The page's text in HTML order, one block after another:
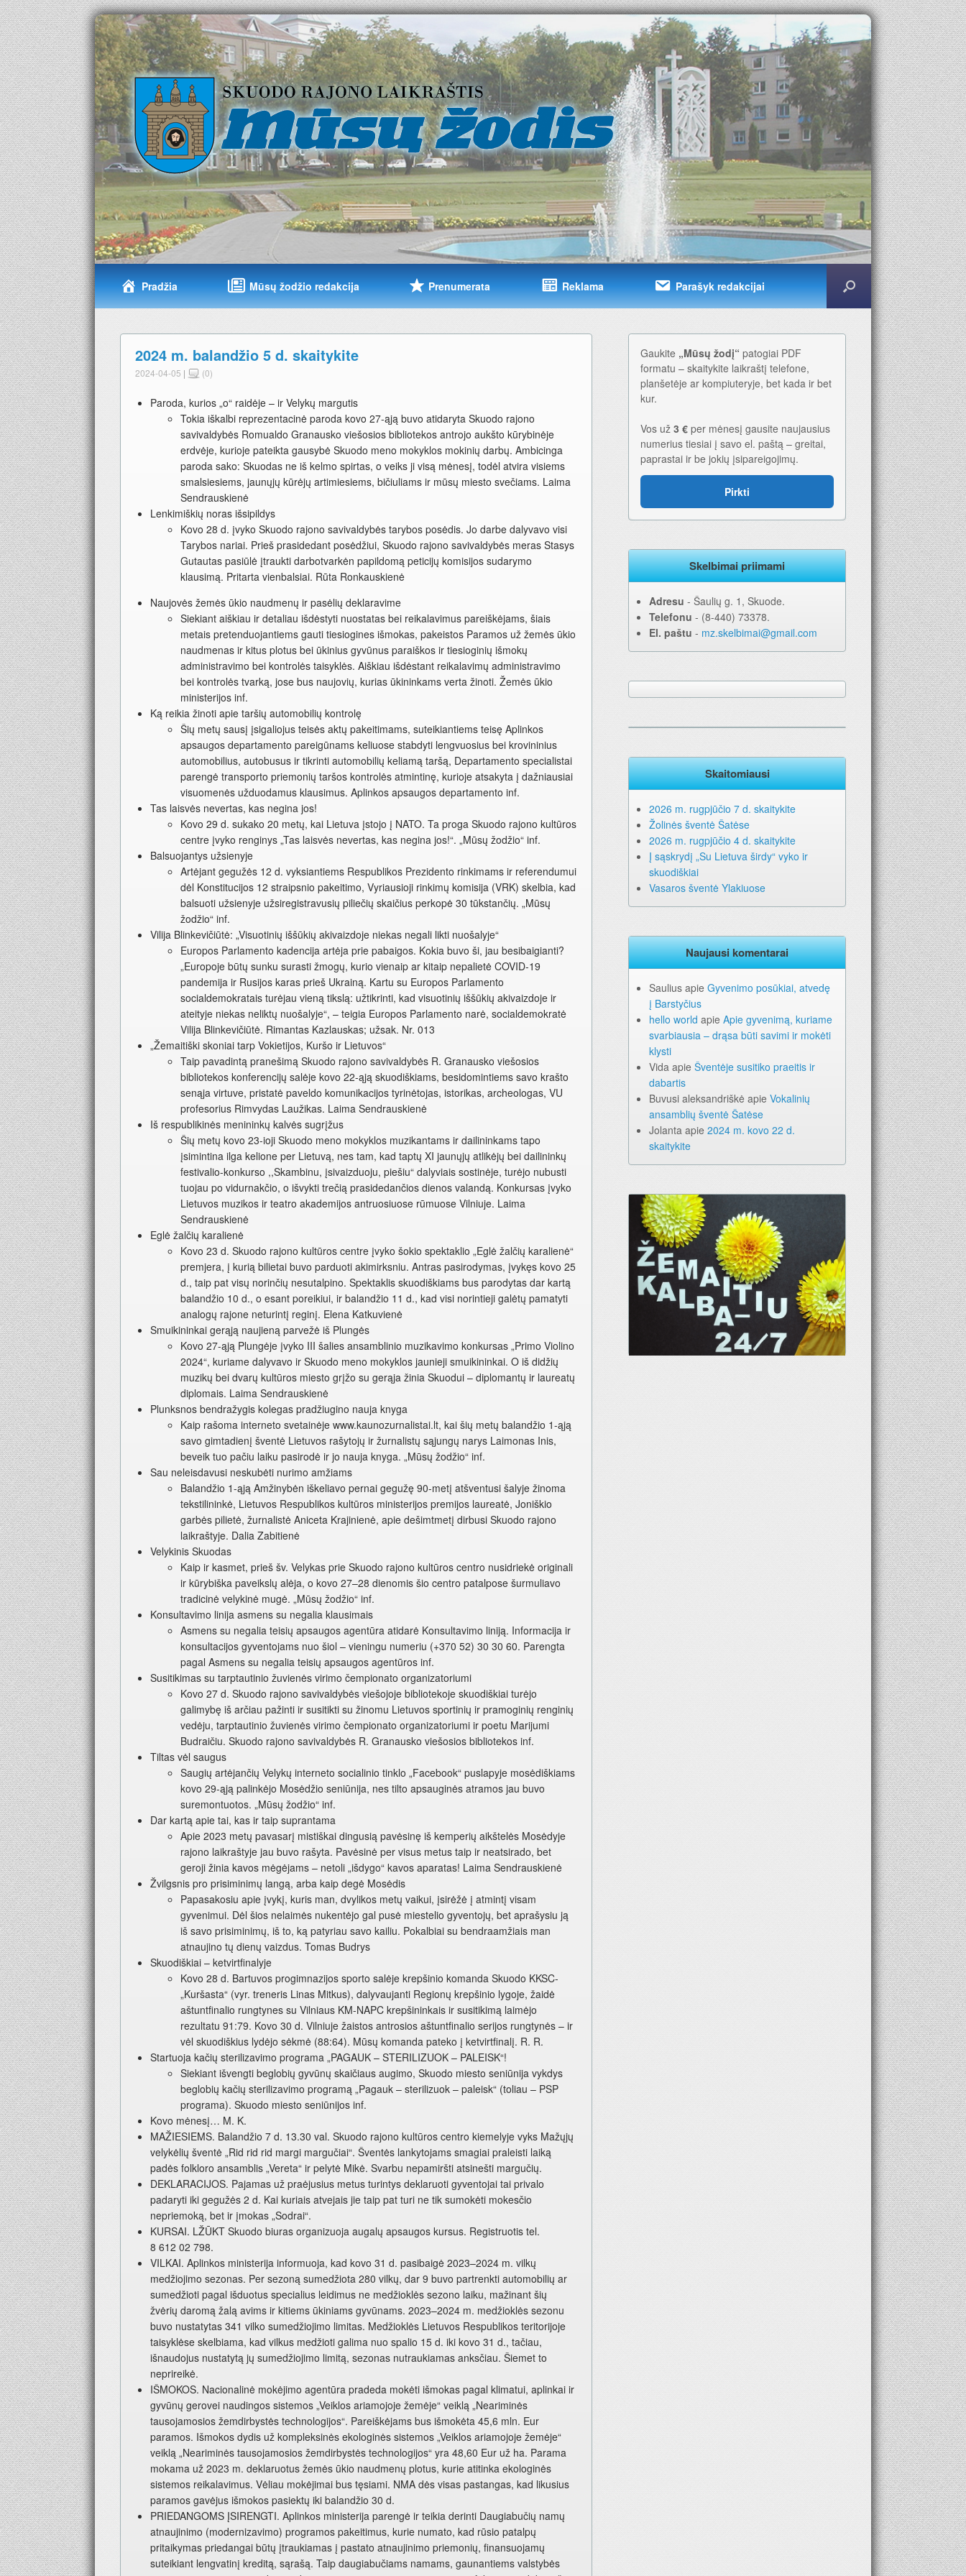
Pradžia Mūsų žodžio redakcija Prenumerata Reklama Parašyk redakcijai
2024 m. balandžio 5 d. skaitykite
2024-04-05 | (0)
Paroda, kurios „o“ raidėje – ir Velykų margutis
Tokia iškalbi reprezentacinė paroda kovo 27-ąją buvo atidaryta Skuodo rajono
savivaldybės Romualdo Granausko viešosios bibliotekos antrojo aukšto kūrybinėje
erdvėje, kurioje pateikta gausybė Skuodo meno mokyklos mokinių darbų. Ambicinga
paroda sako: Skuodas ne iš kelmo spirtas, o veiks ji visą mėnesį, todėl atvira visiems
smalsiesiems, jaunųjų kūrėjų artimiesiems, bičiuliams ir mūsų miesto svečiams. Laima
Sendrauskienė
Lenkimiškių noras išsipildys
Kovo 28 d. įvyko Skuodo rajono savivaldybės tarybos posėdis. Jo darbe dalyvavo visi
Tarybos nariai. Prieš prasidedant posėdžiui, Skuodo rajono savivaldybės meras Stasys
Gutautas pasiūlė įtraukti darbotvarkėn papildomą peticijų komisijos sudarymo
klausimą. Pritarta vienbalsiai. Rūta Ronkauskienė
Naujovės žemės ūkio naudmenų ir pasėlių deklaravime
Siekiant aiškiau ir detaliau išdėstyti nuostatas bei reikalavimus pareiškėjams, šiais
metais pretenduojantiems gauti tiesiogines išmokas, pakeistos Paramos už žemės ūkio
naudmenas ir kitus plotus bei ūkinius gyvūnus paraiškos ir tiesioginių išmokų
administravimo bei kontrolės taisyklės. Aiškiau išdėstant reikalavimų administravimo
bei kontrolės tvarką, jose bus naujovių, kurias ūkininkams verta žinoti. Žemės ūkio
ministerijos inf.
Ką reikia žinoti apie taršių automobilių kontrolę
Šių metų sausį įsigaliojus teisės aktų pakeitimams, suteikiantiems teisę Aplinkos
apsaugos departamento pareigūnams keliuose stabdyti lengvuosius bei krovininius
automobilius, autobusus ir tikrinti automobilių keliamą taršą, Departamento specialistai
parengė transporto priemonių taršos kontrolės atmintinę, kurioje atsakyta į dažniausiai
visuomenės užduodamus klausimus. Aplinkos apsaugos departamento inf.
Tas laisvės nevertas, kas negina jos!
Kovo 29 d. sukako 20 metų, kai Lietuva įstojo į NATO. Ta proga Skuodo rajono kultūros
centre įvyko renginys „Tas laisvės nevertas, kas negina jos!“. „Mūsų žodžio“ inf.
Balsuojantys užsienyje
Artėjant gegužės 12 d. vyksiantiems Respublikos Prezidento rinkimams ir referendumui
dėl Konstitucijos 12 straipsnio pakeitimo, Vyriausioji rinkimų komisija (VRK) skelbia, kad
balsuoti užsienyje užsiregistravusių piliečių skaičius perkopė 30 tūkstančių. „Mūsų
žodžio“ inf.
Vilija Blinkevičiūtė: „Visuotinių iššūkių akivaizdoje niekas negali likti nuošalyje“
Europos Parlamento kadencija artėja prie pabaigos. Kokia buvo ši, jau besibaigianti?
„Europoje būtų sunku surasti žmogų, kurio vienaip ar kitaip nepalietė COVID-19
pandemija ir Rusijos karas prieš Ukrainą. Kartu su Europos Parlamento
socialdemokratais turėjau vieną tikslą: užtikrinti, kad visuotinių iššūkių akivaizdoje ir
ateityje niekas neliktų nuošalyje“, – teigia Europos Parlamento narė, socialdemokratė
Vilija Blinkevičiūtė. Rimantas Kazlauskas; užsak. Nr. 013
„Žemaitiški skoniai tarp Vokietijos, Kuršo ir Lietuvos“
Taip pavadintą pranešimą Skuodo rajono savivaldybės R. Granausko viešosios
bibliotekos konferencijų salėje kovo 22-ąją skuodiškiams, besidomintiems savo krašto
senąja virtuve, pristatė paveldo komunikacijos tyrinėtojas, istorikas, archeologas, VU
profesorius Rimvydas Laužikas. Laima Sendrauskienė
Iš respublikinės menininkų kalvės sugrįžus
Šių metų kovo 23-ioji Skuodo meno mokyklos muzikantams ir dailininkams tapo
įsimintina ilga kelione per Lietuvą, nes tam, kad taptų XI jaunųjų atlikėjų bei dailininkų
festivalio-konkurso ,,Skambinu, įsivaizduoju, piešiu“ dalyviais sostinėje, turėjo nubusti
tuojau po vidurnakčio, o išvykti trečią prasidedančios dienos valandą. Konkursas įvyko
Lietuvos muzikos ir teatro akademijos antruosiuose rūmuose Vilniuje. Laima
Sendrauskienė
Eglė žalčių karalienė
Kovo 23 d. Skuodo rajono kultūros centre įvyko šokio spektaklio „Eglė žalčių karalienė“
premjera, į kurią bilietai buvo parduoti akimirksniu. Antras pasirodymas, įvykęs kovo 25
d., taip pat visų norinčių nesutalpino. Spektaklis skuodiškiams bus parodytas dar kartą
balandžio 10 d., o esant poreikiui, ir balandžio 11 d., kad visi norintieji galėtų pamatyti
analogų rajone neturintį reginį. Elena Katkuvienė
Smuikininkai gerąją naujieną parvežė iš Plungės
Kovo 27-ąją Plungėje įvyko III šalies ansamblinio muzikavimo konkursas „Primo Violino
2024“, kuriame dalyvavo ir Skuodo meno mokyklos jaunieji smuikininkai. O iš didžių
muzikų bei dvarų kultūros miesto grįžo su gerąja žinia Skuodui – diplomantų ir laureatų
diplomais. Laima Sendrauskienė
Plunksnos bendražygis kolegas pradžiugino nauja knyga
Kaip rašoma interneto svetainėje www.kaunozurnalistai.lt, kai šių metų balandžio 1-ąją
savo gimtadienį šventė Lietuvos rašytojų ir žurnalistų sąjungų narys Laimonas Inis,
beveik tuo pačiu laiku pasirodė ir jo nauja knyga. „Mūsų žodžio“ inf.
Sau neleisdavusi neskubėti nurimo amžiams
Balandžio 1-ąją Amžinybėn iškeliavo pernai gegužę 90-metį atšventusi šalyje žinoma
tekstilininkė, Lietuvos Respublikos kultūros ministerijos premijos laureatė, Joniškio
garbės pilietė, žurnalistė Aniceta Krajinienė, apie dešimtmetį dirbusi Skuodo rajono
laikraštyje. Dalia Zabitienė
Velykinis Skuodas
Kaip ir kasmet, prieš šv. Velykas prie Skuodo rajono kultūros centro nusidriekė originali
ir kūrybiška paveikslų alėja, o kovo 27–28 dienomis šio centro patalpose šurmuliavo
tradicinė velykinė mugė. „Mūsų žodžio“ inf.
Konsultavimo linija asmens su negalia klausimais
Asmens su negalia teisių apsaugos agentūra atidarė Konsultavimo liniją. Informacija ir
konsultacijos gyventojams nuo šiol – vieningu numeriu (+370 52) 30 30 60. Parengta
pagal Asmens su negalia teisių apsaugos agentūros inf.
Susitikimas su tarptautinio žuvienės virimo čempionato organizatoriumi
Kovo 27 d. Skuodo rajono savivaldybės viešojoje bibliotekoje skuodiškiai turėjo
galimybę iš arčiau pažinti ir susitikti su žinomu Lietuvos sportinių ir pramoginių renginių
vedėju, tarptautinio žuvienės virimo čempionato organizatoriumi ir poetu Marijumi
Budraičiu. Skuodo rajono savivaldybės R. Granausko viešosios bibliotekos inf.
Tiltas vėl saugus
Saugių artėjančių Velykų interneto socialinio tinklo „Facebook“ puslapyje mosėdiškiams
kovo 29-ąją palinkėjo Mosėdžio seniūnija, nes tilto apsauginės atramos jau buvo
suremontuotos. „Mūsų žodžio“ inf.
Dar kartą apie tai, kas ir taip suprantama
Apie 2023 metų pavasarį mistiškai dingusią pavėsinę iš kemperių aikštelės Mosėdyje
rajono laikraštyje jau buvo rašyta. Pavėsinė per visus metus taip ir neatsirado, bet
geroji žinia kavos mėgėjams – netoli „išdygo“ kavos aparatas! Laima Sendrauskienė
Žvilgsnis pro prisiminimų langą, arba kaip degė Mosėdis
Papasakosiu apie įvykį, kuris man, dvylikos metų vaikui, įsirėžė į atmintį visam
gyvenimui. Dėl šios nelaimės nukentėjo gal pusė miestelio gyventojų, bet aprašysiu ją
iš savo prisiminimų, iš to, ką patyriau savo kailiu. Pokalbiai su bendraamžiais man
atnaujino tų dienų vaizdus. Tomas Budrys
Skuodiškiai – ketvirtfinalyje
Kovo 28 d. Bartuvos progimnazijos sporto salėje krepšinio komanda Skuodo KKSC-
„Kuršasta“ (vyr. treneris Linas Mitkus), dalyvaujanti Regionų krepšinio lygoje, žaidė
aštuntfinalio rungtynes su Vilniaus KM-NAPC krepšininkais ir susitikimą laimėjo
rezultatu 91:79. Kovo 30 d. Vilniuje žaistos antrosios aštuntfinalio serijos rungtynės – ir
vėl skuodiškius lydėjo sėkmė (88:64). Mūsų komanda pateko į ketvirtfinalį. R. R.
Startuoja kačių sterilizavimo programa „PAGAUK – STERILIZUOK – PALEISK“!
Siekiant išvengti beglobių gyvūnų skaičiaus augimo, Skuodo miesto seniūnija vykdys
beglobių kačių sterilizavimo programą „Pagauk – sterilizuok – paleisk“ (toliau – PSP
programa). Skuodo miesto seniūnijos inf.
Kovo mėnesį… M. K.
MAŽIESIEMS. Balandžio 7 d. 13.30 val. Skuodo rajono kultūros centro kiemelyje vyks Mažųjų
velykėlių šventė „Rid rid rid margi margučiai“. Šventės lankytojams smagiai praleisti laiką
padės folkloro ansamblis „Vereta“ ir pelytė Mikė. Svarbu nepamiršti atsinešti margučių.
DEKLARACIJOS. Pajamas už praėjusius metus turintys deklaruoti gyventojai tai privalo
padaryti iki gegužės 2 d. Kai kuriais atvejais jie taip pat turi ne tik sumokėti mokesčio
nepriemoką, bet ir įmokas „Sodrai“.
KURSAI. LŽŪKT Skuodo biuras organizuoja augalų apsaugos kursus. Registruotis tel.
8 612 02 798.
VILKAI. Aplinkos ministerija informuoja, kad kovo 31 d. pasibaigė 2023–2024 m. vilkų
medžiojimo sezonas. Per sezoną sumedžiota 280 vilkų, dar 9 buvo partrenkti automobilių ar
sumedžioti pagal išduotus specialius leidimus ne medžioklės sezono laiku, mažinant šių
žvėrių daromą žalą avims ir kitiems ūkiniams gyvūnams. 2023–2024 m. medžioklės sezonu
buvo nustatytas 341 vilko sumedžiojimo limitas. Medžioklės Lietuvos Respublikos teritorijoje
taisyklėse skelbiama, kad vilkus medžioti galima nuo spalio 15 d. iki kovo 31 d., tačiau,
išnaudojus nustatytą jų sumedžiojimo limitą, sezonas nutraukiamas anksčiau. Šiemet to
neprireikė.
IŠMOKOS. Nacionalinė mokėjimo agentūra pradeda mokėti išmokas pagal klimatui, aplinkai ir
gyvūnų gerovei naudingos sistemos „Veiklos ariamojoje žemėje“ veiklą „Neariminės
tausojamosios žemdirbystės technologijos“. Pareiškėjams bus išmokėta 45,6 mln. Eur
paramos. Išmokos dydis už kompleksinės ekologinės sistemos „Veiklos ariamojoje žemėje“
veiklą „Neariminės tausojamosios žemdirbystės technologijos“ yra 48,60 Eur už ha. Parama
mokama už 2023 m. deklaruotus žemės ūkio naudmenų plotus, kurie atitinka ekologinės
sistemos reikalavimus. Vėliau mokėjimai bus tęsiami. NMA dės visas pastangas, kad likusius
paramos gavėjus išmokos pasiektų iki balandžio 30 d.
PRIEDANGOMS ĮSIRENGTI. Aplinkos ministerija parengė ir teikia derinti Daugiabučių namų
atnaujinimo (modernizavimo) programos pakeitimus, kurie numato, kad rūsio patalpų
pritaikymas priedangai būtų įtraukiamas į pastato atnaujinimo priemonių, finansuojamų
suteikiant lengvatinį kreditą, sąrašą. Taip daugiabučiams namams, gaunantiems valstybės
Gaukite „Mūsų žodį“ patogiai PDF
formatu – skaitykite laikraštį telefone,
planšetėje ar kompiuteryje, bet kada ir bet
kur.
Vos už 3 € per mėnesį gausite naujausius
numerius tiesiai į savo el. paštą – greitai,
paprastai ir be jokių įsipareigojimų.
Pirkti
Skelbimai priimami
Adresu ‐ Šaulių g. 1, Skuode.
Telefonu ‐ (8-440) 73378.
El. paštu ‐ mz.skelbimai@gmail.com
Skaitomiausi
2026 m. rugpjūčio 7 d. skaitykite
Žolinės šventė Šatėse
2026 m. rugpjūčio 4 d. skaitykite
Į sąskrydį „Su Lietuva širdy“ vyko ir
skuodiškiai
Vasaros šventė Ylakiuose
Naujausi komentarai
Saulius apie Gyvenimo posūkiai, atvedę
į Barstyčius
hello world apie Apie gyvenimą, kuriame
svarbiausia – drąsa būti savimi ir mokėti
klysti
Vida apie Šventėje susitiko praeitis ir
dabartis
Buvusi aleksandriškė apie Vokalinių
ansamblių šventė Šatėse
Jolanta apie 2024 m. kovo 22 d.
skaitykite